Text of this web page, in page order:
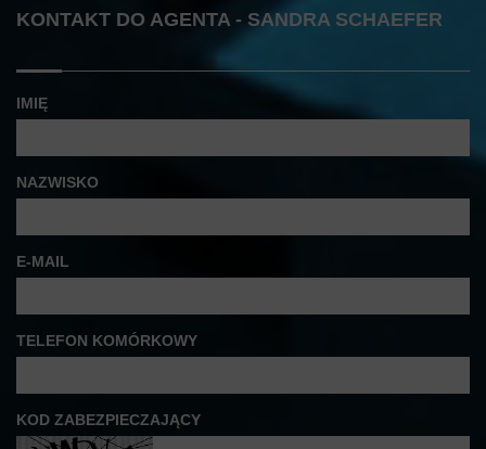
KONTAKT DO AGENTA - SANDRA SCHAEFER
IMIĘ
NAZWISKO
E-MAIL
TELEFON KOMÓRKOWY
KOD ZABEZPIECZAJĄCY